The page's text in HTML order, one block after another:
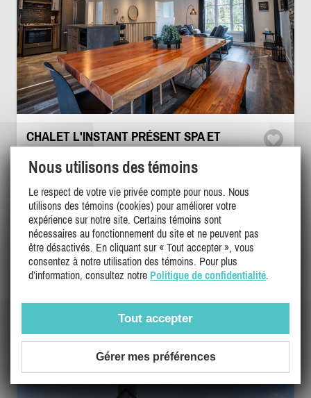
CHALET L'INSTANT PRÉSENT SPA ET
BILLARD
Lanaudière, St-Côme
DI-38523
(18)
9 4 2
275$ - 340$/ nuit
1400$
DÉTAILS
Nous utilisons des témoins
Le respect de votre vie privée compte pour nous. Nous
utilisons des témoins (cookies) pour améliorer votre
expérience sur notre site. Certains témoins sont
nécessaires au fonctionnement du site et ne peuvent pas
être désactivés. En cliquant sur « Tout accepter », vous
consentez à notre utilisation des témoins. Pour plus
d’information, consultez notre Politique de confidentialité.
Tout accepter
Gérer mes préférences